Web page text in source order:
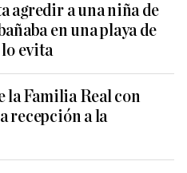
agredir a una niña de
en una playa de
evita
la Familia Real con
recepción a la